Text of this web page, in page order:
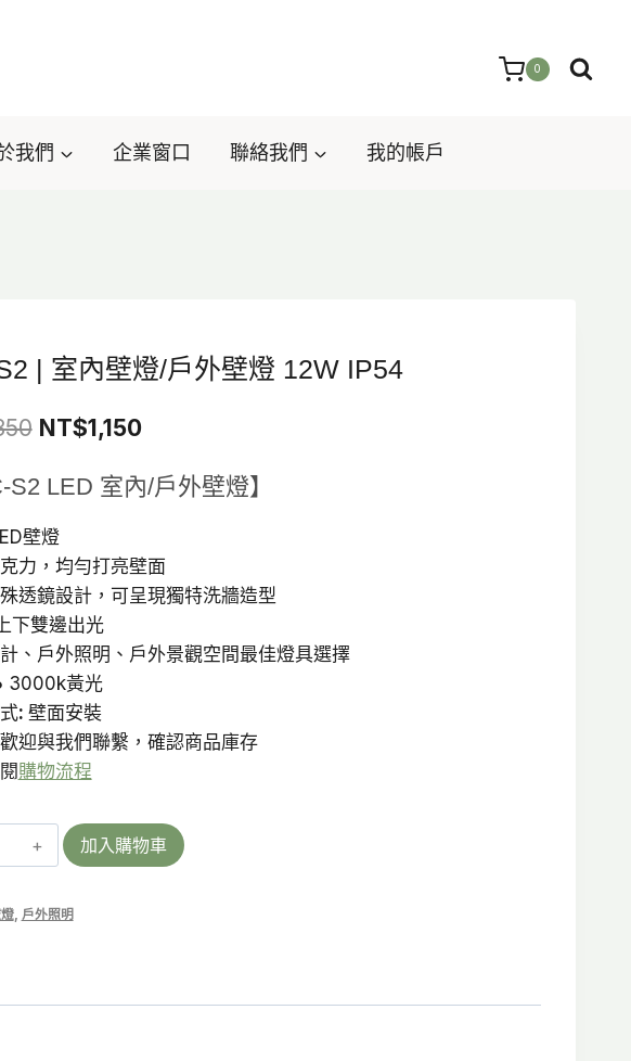
0
我們 企業窗口 聯絡我們 我的帳戶
| 室內壁燈/戶外壁燈 12W IP54
原
價
格：
NT$1,350。
NT$1,150目
價
NT$1,150。
S2 LED 室內/戶外壁燈】
壁燈
力，均勻打亮壁面
透鏡設計，可呈現獨特洗牆造型
下雙邊出光
、戶外照明、戶外景觀空間最佳燈具選擇
3000k黃光
: 壁面安裝
迎與我們聯繫，確認商品庫存
購物流程
加入購物車
, 戶外照明